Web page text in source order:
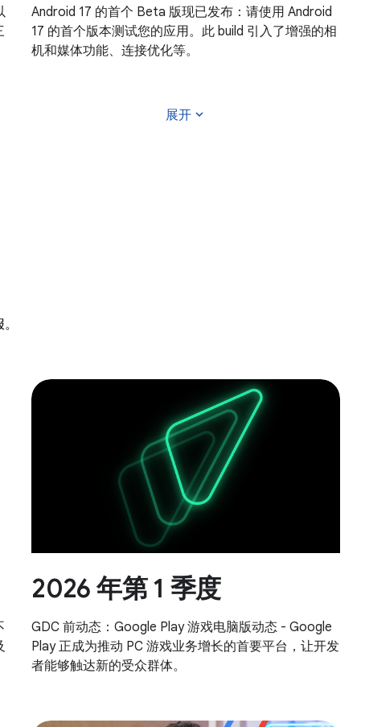
Android 17 的首个 Beta 版现已发布：请使用 Android
17 的首个版本测试您的应用。此 build 引入了增强的相
机和媒体功能、连接优化等。
展开 expand_more
2026 年第 1 季度
GDC 前动态：Google Play 游戏电脑版动态 - Google
Play 正成为推动 PC 游戏业务增长的首要平台，让开发
者能够触达新的受众群体。